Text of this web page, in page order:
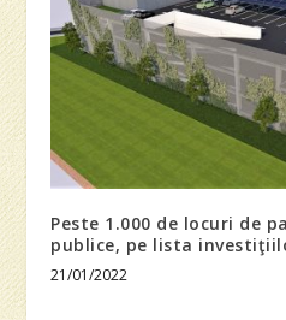
Peste 1.000 de locuri de
publice, pe lista
21/01/2022